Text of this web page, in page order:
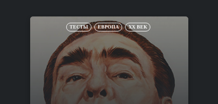
ТЕСТЫ ЕВРОПА XX ВЕК